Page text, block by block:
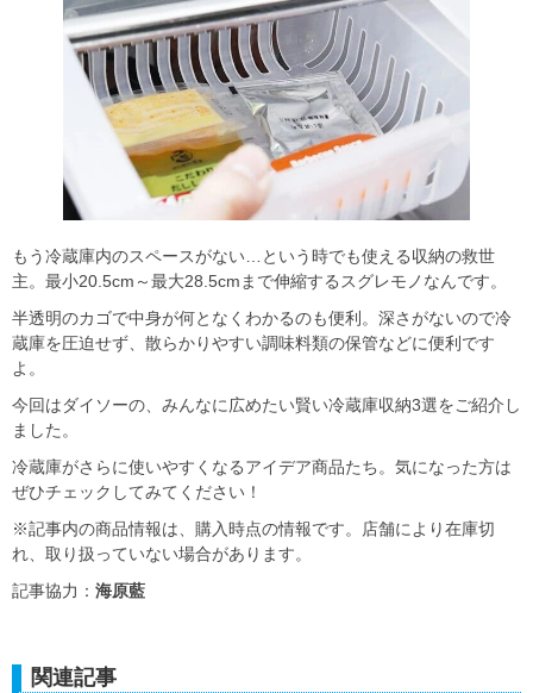
もう冷蔵庫内のスペースがない…という時でも使える収納の救世
主。最小20.5cm～最大28.5cmまで伸縮するスグレモノなんです。
半透明のカゴで中身が何となくわかるのも便利。深さがないので冷
蔵庫を圧迫せず、散らかりやすい調味料類の保管などに便利です
よ。
今回はダイソーの、みんなに広めたい賢い冷蔵庫収納3選をご紹介し
ました。
冷蔵庫がさらに使いやすくなるアイデア商品たち。気になった方は
ぜひチェックしてみてください！
※記事内の商品情報は、購入時点の情報です。店舗により在庫切
れ、取り扱っていない場合があります。
記事協力： 海原藍
関連記事